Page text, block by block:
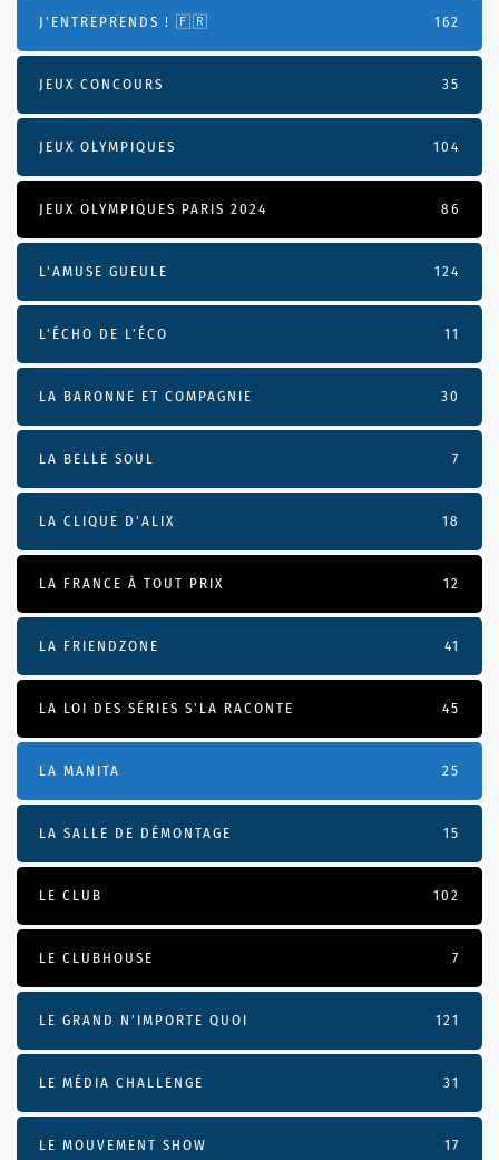
J'ENTREPRENDS ! 🇫🇷 162
JEUX CONCOURS 35
JEUX OLYMPIQUES 104
JEUX OLYMPIQUES PARIS 2024 86
L'AMUSE GUEULE 124
L’ÉCHO DE L’ÉCO 11
LA BARONNE ET COMPAGNIE 30
LA BELLE SOUL 7
LA CLIQUE D'ALIX 18
LA FRANCE À TOUT PRIX 12
LA FRIENDZONE 41
LA LOI DES SÉRIES S'LA RACONTE 45
LA MANITA 25
LA SALLE DE DÉMONTAGE 15
LE CLUB 102
LE CLUBHOUSE 7
LE GRAND N’IMPORTE QUOI 121
LE MÉDIA CHALLENGE 31
LE MOUVEMENT SHOW 17